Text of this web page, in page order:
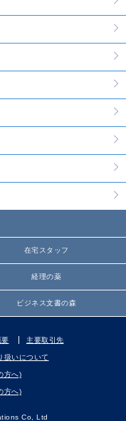
在宅スタッフ
経理の薬
ビジネス文書の森
要 主要取引先
扱いについて
方へ)
方へ)
Co, Ltd